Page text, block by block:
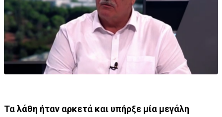
Τα λάθη ήταν αρκετά και υπήρξε μία μεγάλη